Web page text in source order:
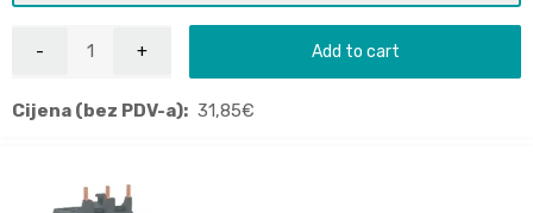
Add to cart
Cijena (bez PDV-a): 31,85€